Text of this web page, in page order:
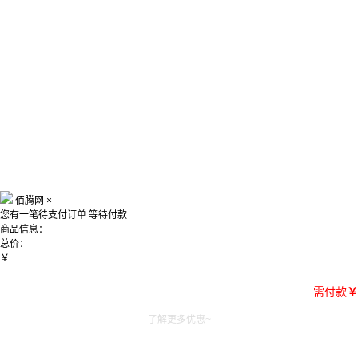
佰腾网 ×
您有一笔待支付订单 等待付款
商品信息：
总价：
￥
需付款￥
了解更多优惠~